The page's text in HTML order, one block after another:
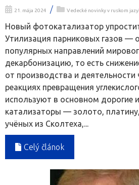
21. mája 2024 / Vedecké novinky v ruskom
Новый фотокатализатор
Утилизация парниковых газов —
популярных направлений
декарбонизацию, то есть
от производства и деятельности
реакциях превращения
используют в основном дорогие
катализаторы — золото,
учёных из Сколтеха,...
Celý článok